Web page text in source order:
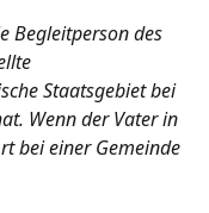
Begleitperson des
Staatsgebiet bei
Wenn der Vater in
bei einer Gemeinde